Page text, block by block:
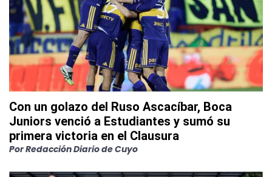
Con un golazo del Ruso Ascacíbar, Boca
Juniors venció a Estudiantes y sumó su
primera victoria en el Clausura
PorRedacción Diario de Cuyo